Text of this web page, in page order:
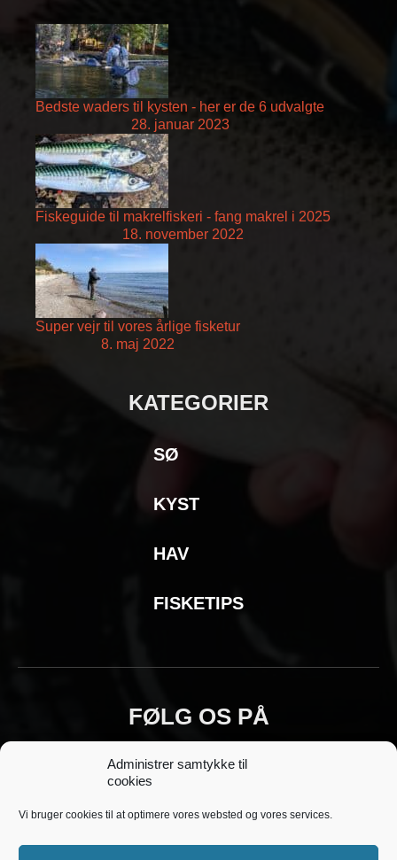
Administrer samtykke til
cookies
Vi bruger cookies til at optimere vores websted og vores services.
Bedste waders til kysten - her er de 6 udvalgte
28. januar 2023
Fiskeguide til makrelfiskeri - fang makrel i 2025
18. november 2022
Super vejr til vores årlige fisketur
8. maj 2022
KATEGORIER
SØ
KYST
HAV
FISKETIPS
FØLG OS PÅ